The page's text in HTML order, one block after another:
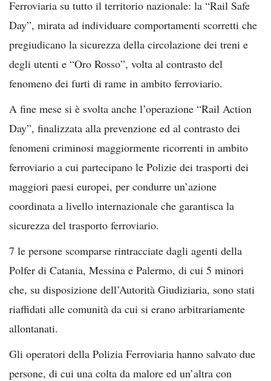
Ferroviaria su tutto il territorio nazionale: la “Rail Safe
Day”, mirata ad individuare comportamenti scorretti che
pregiudicano la sicurezza della circolazione dei treni e
degli utenti e “Oro Rosso”, volta al contrasto del
fenomeno dei furti di rame in ambito ferroviario.
A fine mese si è svolta anche l’operazione “Rail Action
Day”, finalizzata alla prevenzione ed al contrasto dei
fenomeni criminosi maggiormente ricorrenti in ambito
ferroviario a cui partecipano le Polizie dei trasporti dei
maggiori paesi europei, per condurre un’azione
coordinata a livello internazionale che garantisca la
sicurezza del trasporto ferroviario.
7 le persone scomparse rintracciate dagli agenti della
Polfer di Catania, Messina e Palermo, di cui 5 minori
che, su disposizione dell’Autorità Giudiziaria, sono stati
riaffidati alle comunità da cui si erano arbitrariamente
allontanati.
Gli operatori della Polizia Ferroviaria hanno salvato due
persone, di cui una colta da malore ed un’altra con